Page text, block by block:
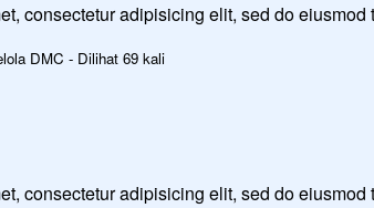
consectetur adipisicing elit, sed do
DMC - Dilihat 69 kali
consectetur adipisicing elit, sed do